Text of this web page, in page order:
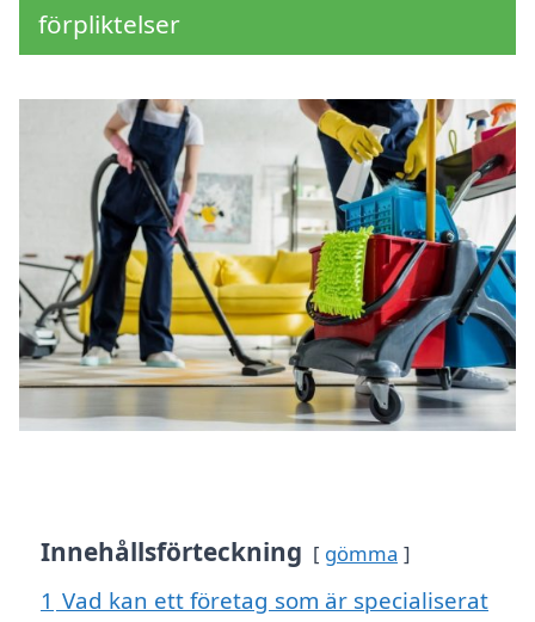
förpliktelser
Innehållsförteckning gömma
1 Vad kan ett företag som är specialiserat